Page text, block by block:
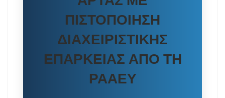
ΠΙΣΤΟΠΟΊΗΣΗ
ΔΙΑΧΕΙΡΙΣΤΙΚΉΣ
ΕΠΆΡΚΕΙΑΣ ΑΠΌ ΤΗ
ΡΑΑΕΥ